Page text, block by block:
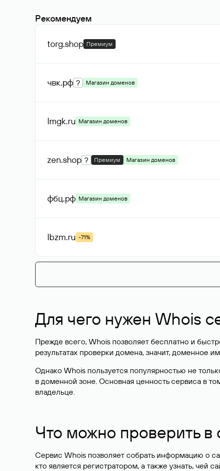
Рекомендуем
torg.shop Премиум
чвк.рф ? Магазин доменов
lmgk.ru Магазин доменов
zen.shop ? Премиум Магазин доменов
фбц.рф Магазин доменов
lbzm.ru -71%
Для чего нужен Whois
Прежде всего, Whois позволяет бесплатно и
результатах проверки домена, значит, доменное
Однако Whois пользуется популярностью не
в доменной зоне. Основная ценность сервиса в
владельце.
Что можно проверить
Сервис Whois позволяет собрать информацию о
кто является регистратором, а также узнать, чей